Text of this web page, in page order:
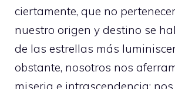
ciertamente, que no
nuestro origen y destino se
de las estrellas más
obstante, nosotros nos
miseria e intrascendencia; nos